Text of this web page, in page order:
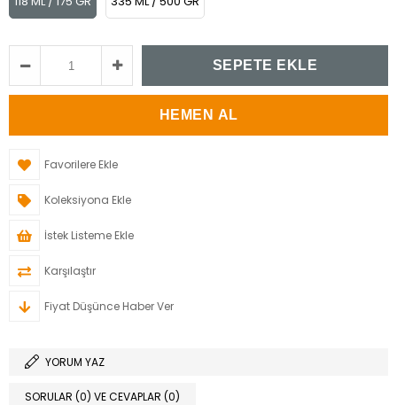
Favorilere Ekle
Koleksiyona Ekle
İstek Listeme Ekle
Karşılaştır
Fiyat Düşünce Haber Ver
YORUM YAZ
SORULAR (0) VE CEVAPLAR (0)